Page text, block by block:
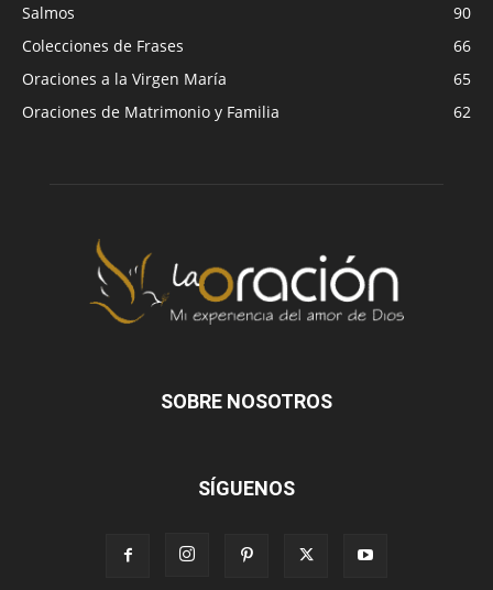
Salmos
90
Colecciones de Frases
66
Oraciones a la Virgen María
65
Oraciones de Matrimonio y Familia
62
SOBRE NOSOTROS
SÍGUENOS